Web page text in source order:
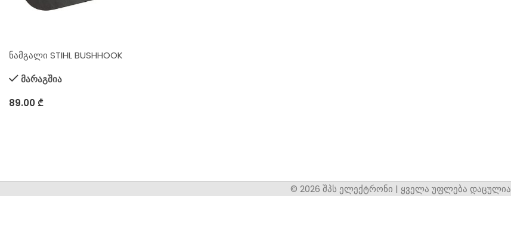
ნამგალი STIHL BUSHHOOK
მარაგშია
89.00₾
© 2026 შპს ელექტრონი | ყველა უფლება დაცულია